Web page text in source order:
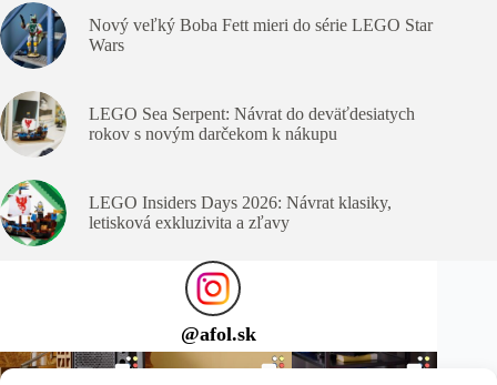
Nový veľký Boba Fett mieri do série LEGO Star
Wars
LEGO Sea Serpent: Návrat do deväťdesiatych
rokov s novým darčekom k nákupu
LEGO Insiders Days 2026: Návrat klasiky,
letisková exkluzivita a zľavy
@afol.sk